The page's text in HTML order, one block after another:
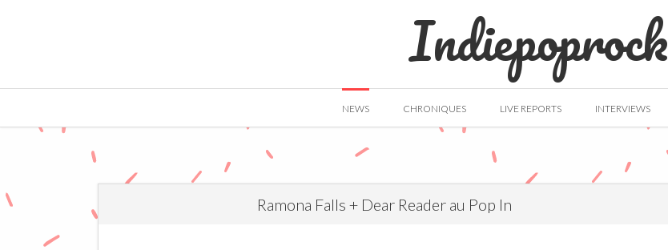
Indiepoprock
NEWS CHRONIQUES LIVE REPORTS INTERVIEWS
Ramona Falls + Dear Reader au Pop In